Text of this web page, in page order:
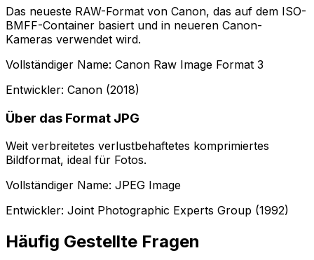
Das neueste RAW-Format von Canon, das auf dem ISO-
BMFF-Container basiert und in neueren Canon-
Kameras verwendet wird.
Vollständiger Name: Canon Raw Image Format 3
Entwickler: Canon (2018)
Über das Format JPG
Weit verbreitetes verlustbehaftetes komprimiertes
Bildformat, ideal für Fotos.
Vollständiger Name: JPEG Image
Entwickler: Joint Photographic Experts Group (1992)
Häufig Gestellte Fragen